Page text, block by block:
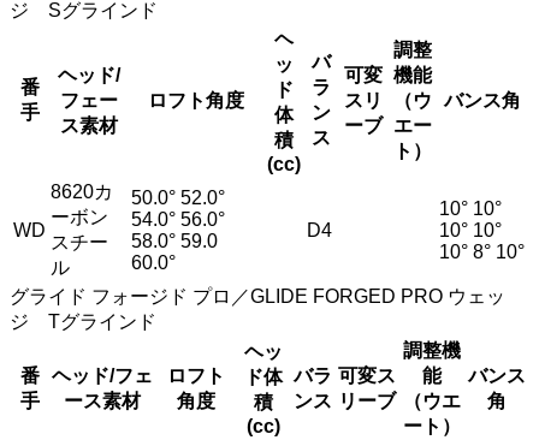
ジ Sグラインド
番
手
ヘッド/
フェー
ス素材
ロフト角度
ヘ
ッ
ド
体
積
(cc)
バ
ラ
ン
ス
可変
スリ
ーブ
調整
機能
（ウ
エー
ト）
バンス角
WD
8620カ
ーボン
スチー
ル
50.0° 52.0°
54.0° 56.0°
58.0° 59.0
60.0°
D4
10° 10°
10° 10°
10° 8° 10°
グライド フォージド プロ／GLIDE FORGED PRO ウェッ
ジ Tグラインド
番
手
ヘッド/フェ
ース素材
ロフト
角度
ヘッ
ド体
積
(cc)
バラ
ンス
可変ス
リーブ
調整機
能
（ウエ
ート）
バンス
角